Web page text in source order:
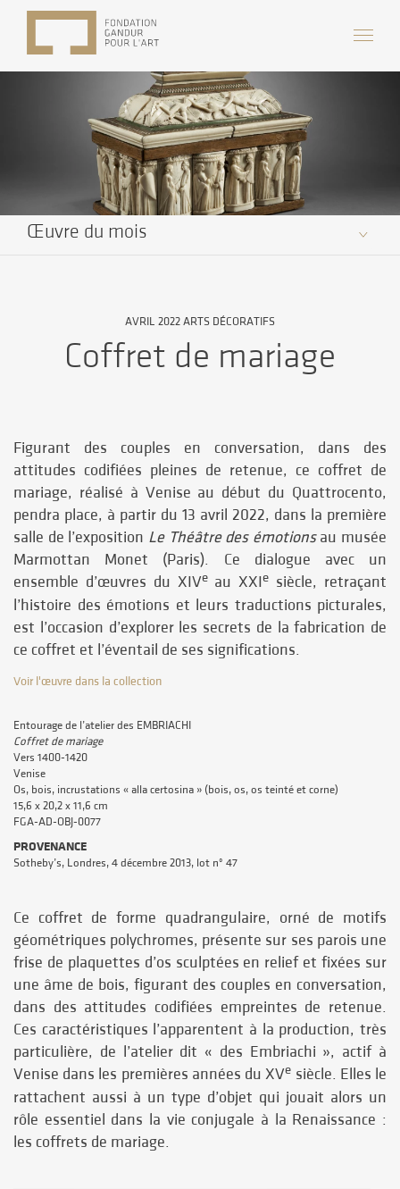
Œuvre du mois
AVRIL 2022 ARTS DÉCORATIFS
Coffret de mariage
Figurant des couples en conversation, dans des
attitudes codifiées pleines de retenue, ce coffret de
mariage, réalisé à Venise au début du Quattrocento,
pendra place, à partir du 13 avril 2022, dans la première
salle de l’exposition Le Théâtre des émotionsau musée
Marmottan Monet (Paris). Ce dialogue avec un
ensemble d’œuvres du XIVeau XXIe siècle, retraçant
l’histoire des émotions et leurs traductions picturales,
est l’occasion d’explorer les secrets de la fabrication de
ce coffret et l’éventail de ses significations.
Voir l'œuvre dans la collection
Entourage de l’atelier des EMBRIACHI
Coffret de mariage
Vers 1400-1420
Venise
Os, bois, incrustations « alla certosina » (bois, os, os teinté et corne)
15,6 x 20,2 x 11,6 cm
FGA-AD-OBJ-0077
PROVENANCE
Sotheby’s, Londres, 4 décembre 2013, lot n° 47
Ce coffret de forme quadrangulaire, orné de motifs
géométriques polychromes, présente sur ses parois une
frise de plaquettes d’os sculptées en relief et fixées sur
une âme de bois, figurant des couples en conversation,
dans des attitudes codifiées empreintes de retenue.
Ces caractéristiques l’apparentent à la production, très
particulière, de l’atelier dit « des Embriachi », actif à
Venise dans les premières années du XVe siècle. Elles le
rattachent aussi à un type d’objet qui jouait alors un
rôle essentiel dans la vie conjugale à la Renaissance :
les coffrets de mariage.